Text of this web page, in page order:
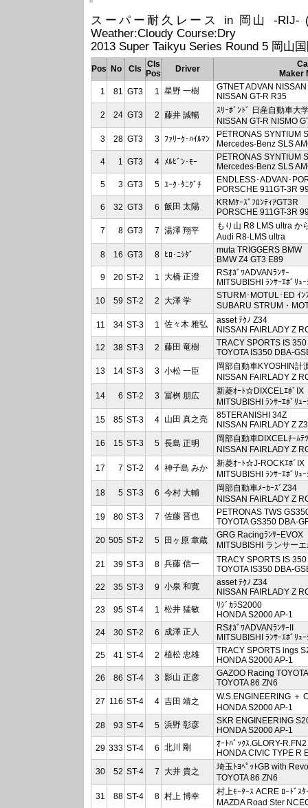
スーパー耐久レース in 岡山 -RIJ-
Weather:Cloudy Course:Dry
2013 Super Taikyu Series Round 5 岡山
Pos No Cls
Cls
Pos
Driver
Maker
1
81 GT3 1 星野 一樹
GTNET ADVAN NISSAN
NISSAN GT-R R35
2
24 GT3 2 藤井 誠暢
ｽﾘｰﾎﾞﾝﾄﾞ 日産自動車大
NISSAN GT-R NISMO
3
28 GT3 3 ﾌｧﾘｰｸ･ﾊｲﾙﾏﾝ
PETRONAS SYNTIUM
Mercedes-Benz SLS
4
1 GT3 4 ﾒﾙﾋﾞﾝ･ﾓｰ
PETRONAS SYNTIUM
Mercedes-Benz SLS
5
3 GT3 5 ﾕｰｸ･ﾀﾆｸﾞﾁ
ENDLESS･ADVAN･
PORSCHE 911GT-3R
6
32 GT3 6 飯田 太陽
KRMｹｰｽﾞﾌﾛﾝﾃｨｱGT3R
PORSCHE 911GT-3R
7
8 GT3 7 湯澤 翔平
もり山 R8 LMS ultra か
Audi R8-LMS ultra
8
16 GT3 8 ﾋﾛ･ﾆｼﾀﾞ
muta TRIGGERS BMW
BMW Z4 GT3 E89
9
20 ST-2 1 大橋 正澄
RSｵｶﾞﾜADVANﾗﾝｻｰ
MITSUBISHI ﾗﾝｻｰｴﾎﾞﾘｭ
10
59 ST-2 2 大澤 学
STURM･MOTUL･ED ｲﾝ
SUBARU STRUM・
11
34 ST-3 1 佐々木 雅弘
asset ﾃｸﾉ Z34
NISSAN FAIRLADY Z
12
38 ST-3 2 藤田 竜樹
TRACY SPORTS IS 350
TOYOTA IS350 DBA-
13
14 ST-3 3 小松 一臣
岡部自動車KYOSHIN計
NISSAN FAIRLADY Z
14
6 ST-2 3 冨桝 朋広
新菱ｵｰﾄ☆DIXCELｴﾎﾞIX
MITSUBISHI ﾗﾝｻｰｴﾎﾞﾘｭ
15
85 ST-3 4 山田 真之亮
85TERANISHI 34Z
NISSAN FAIRLADY Z
16
15 ST-3 5 長島 正明
岡部自動車DIXCELﾁｰﾑﾃ
NISSAN FAIRLADY Z
17
7 ST-2 4 神子島 みか
新菱ｵｰﾄ☆J-ROCKｴﾎﾞIX
MITSUBISHI ﾗﾝｻｰｴﾎﾞﾘｭ
18
5 ST-3 6 今村 大輔
岡部自動車ﾒｰｶｰｽﾞZ34
NISSAN FAIRLADY Z
19
80 ST-3 7 佐藤 晋也
PETRONAS TWS
TOYOTA GS350 DBA-
20 505 ST-2 5 田ヶ原 章蔵
GRG RacingﾗﾝｻｰEVOX
MITSUBISHI ランサー
21
39 ST-3 8 兵藤 信一
TRACY SPORTS IS 350
TOYOTA IS350 DBA-
22
35 ST-3 9 小泉 和寛
asset ﾃｸﾉ Z34
NISSAN FAIRLADY Z
23
95 ST-4 1 松井 猛敏
ﾘｼﾞｶﾗS2000
HONDA S2000 AP-1
24
30 ST-2 6 成澤 正人
RSｵｶﾞﾜADVANﾗﾝｻｰII
MITSUBISHI ﾗﾝｻｰｴﾎﾞﾘｭ
25
41 ST-4 2 植松 忠雄
TRACY SPORTS ings
HONDA S2000 AP-1
26
86 ST-4 3 影山 正彦
GAZOO Racing
TOYOTA 86 ZN6
27 116 ST-4 4 吉田 靖之
W.S.ENGINEERING ＋
HONDA S2000 AP-1
28
93 ST-4 5 浜野 彰彦
SKR ENGINEERING
HONDA S2000 AP-1
29 333 ST-4 6 北川 剛
ｵｰﾄﾊﾞｯｸｽ.GLORY-R.FN2
HONDA CIVIC TYPE R
30
52 ST-4 7 大井 貴之
埼玉ﾄﾖﾍﾟｯﾄGB with Revo
TOYOTA 86 ZN6
31
88 ST-4 8 村上 博幸
村上ﾓｰﾀｰｽ ACRE ﾛｰﾄﾞｽﾀ
MAZDA Road Ster